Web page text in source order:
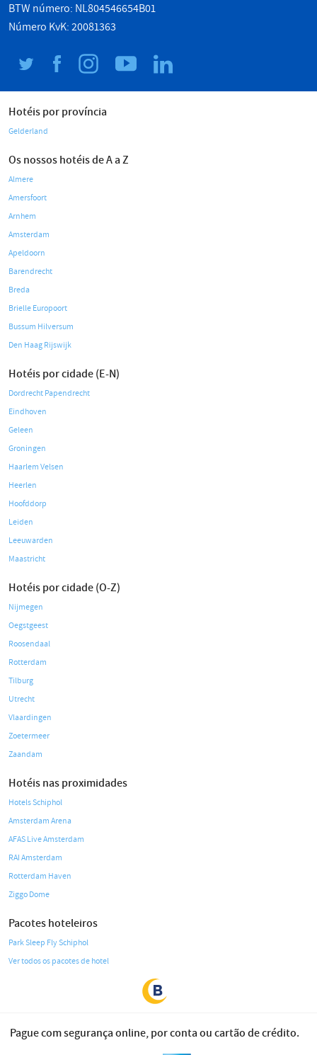
BTW número: NL804546654B01
Número KvK: 20081363
Hotéis por província
Gelderland
Os nossos hotéis de A a Z
Almere
Amersfoort
Arnhem
Amsterdam
Apeldoorn
Barendrecht
Breda
Brielle Europoort
Bussum Hilversum
Den Haag Rijswijk
Hotéis por cidade (E-N)
Dordrecht Papendrecht
Eindhoven
Geleen
Groningen
Haarlem Velsen
Heerlen
Hoofddorp
Leiden
Leeuwarden
Maastricht
Hotéis por cidade (O-Z)
Nijmegen
Oegstgeest
Roosendaal
Rotterdam
Tilburg
Utrecht
Vlaardingen
Zoetermeer
Zaandam
Hotéis nas proximidades
Hotels Schiphol
Amsterdam Arena
AFAS Live Amsterdam
RAI Amsterdam
Rotterdam Haven
Ziggo Dome
Pacotes hoteleiros
Park Sleep Fly Schiphol
Ver todos os pacotes de hotel
Pague com segurança online, por conta ou cartão de crédito.